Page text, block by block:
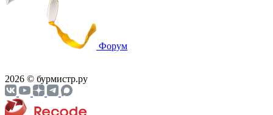
Форум
2026 © бурмистр.ру